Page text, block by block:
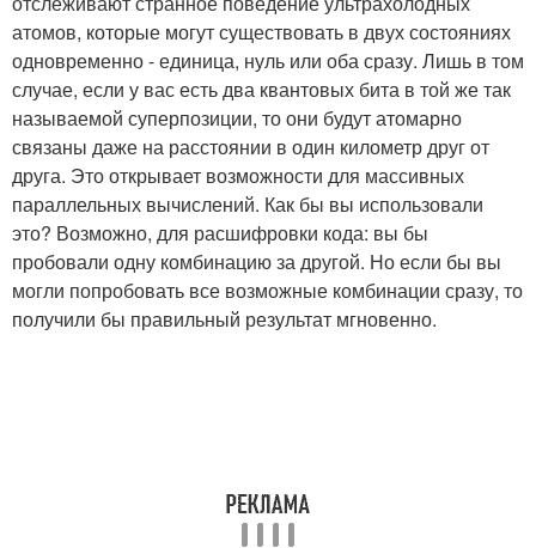
атомов, которые могут существовать в двух состояниях
одновременно - единица, нуль или оба сразу. Лишь в том
случае, если у вас есть два квантовых бита в той же так
называемой суперпозиции, то они будут атомарно
связаны даже на расстоянии в один километр друг от
друга. Это открывает возможности для массивных
параллельных вычислений. Как бы вы использовали
это? Возможно, для расшифровки кода: вы бы
пробовали одну комбинацию за другой. Но если бы вы
могли попробовать все возможные комбинации сразу, то
получили бы правильный результат мгновенно.